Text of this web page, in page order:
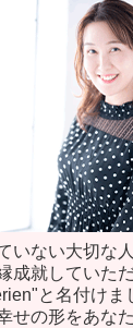
いない大切な
成就していた
と名付けま
せの形をあな